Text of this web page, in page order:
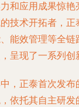
和应用成果惊
技术开拓者，
能效管理等全
呈现了一系列创
，正泰首次发
依托其自主研